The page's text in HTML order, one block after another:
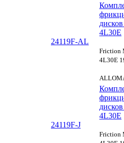
24119F-AL
4L30E
Friction
4L30E
24119F-J
4L30E
Friction